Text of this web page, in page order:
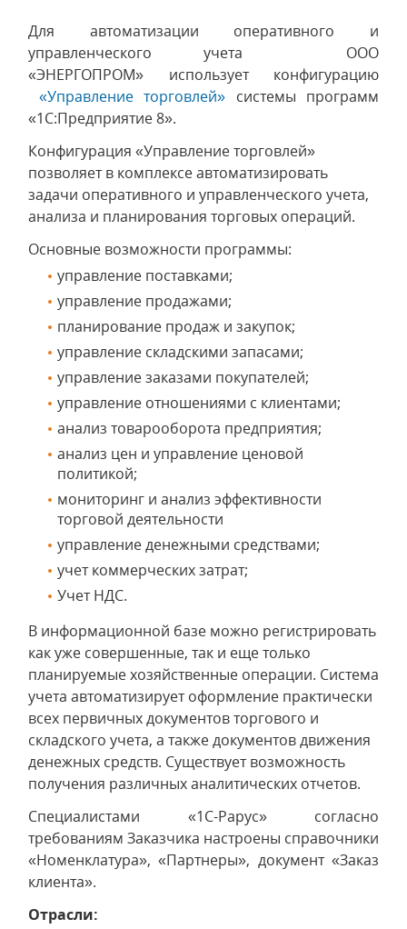
Для автоматизации оперативного и
управленческого учета ООО
«ЭНЕРГОПРОМ» использует конфигурацию
«Управление торговлей» системы программ
«1С:Предприятие 8».
Конфигурация «Управление торговлей»
позволяет в комплексе автоматизировать
задачи оперативного и управленческого учета,
анализа и планирования торговых операций.
Основные возможности программы:
управление поставками;
управление продажами;
планирование продаж и закупок;
управление складскими запасами;
управление заказами покупателей;
управление отношениями с клиентами;
анализ товарооборота предприятия;
анализ цен и управление ценовой
политикой;
мониторинг и анализ эффективности
торговой деятельности
управление денежными средствами;
учет коммерческих затрат;
Учет НДС.
В информационной базе можно регистрировать
как уже совершенные, так и еще только
планируемые хозяйственные операции. Система
учета автоматизирует оформление практически
всех первичных документов торгового и
складского учета, а также документов движения
денежных средств. Существует возможность
получения различных аналитических отчетов.
Специалистами «1С-Рарус» согласно
требованиям Заказчика настроены справочники
«Номенклатура», «Партнеры», документ «Заказ
клиента».
Отрасли: